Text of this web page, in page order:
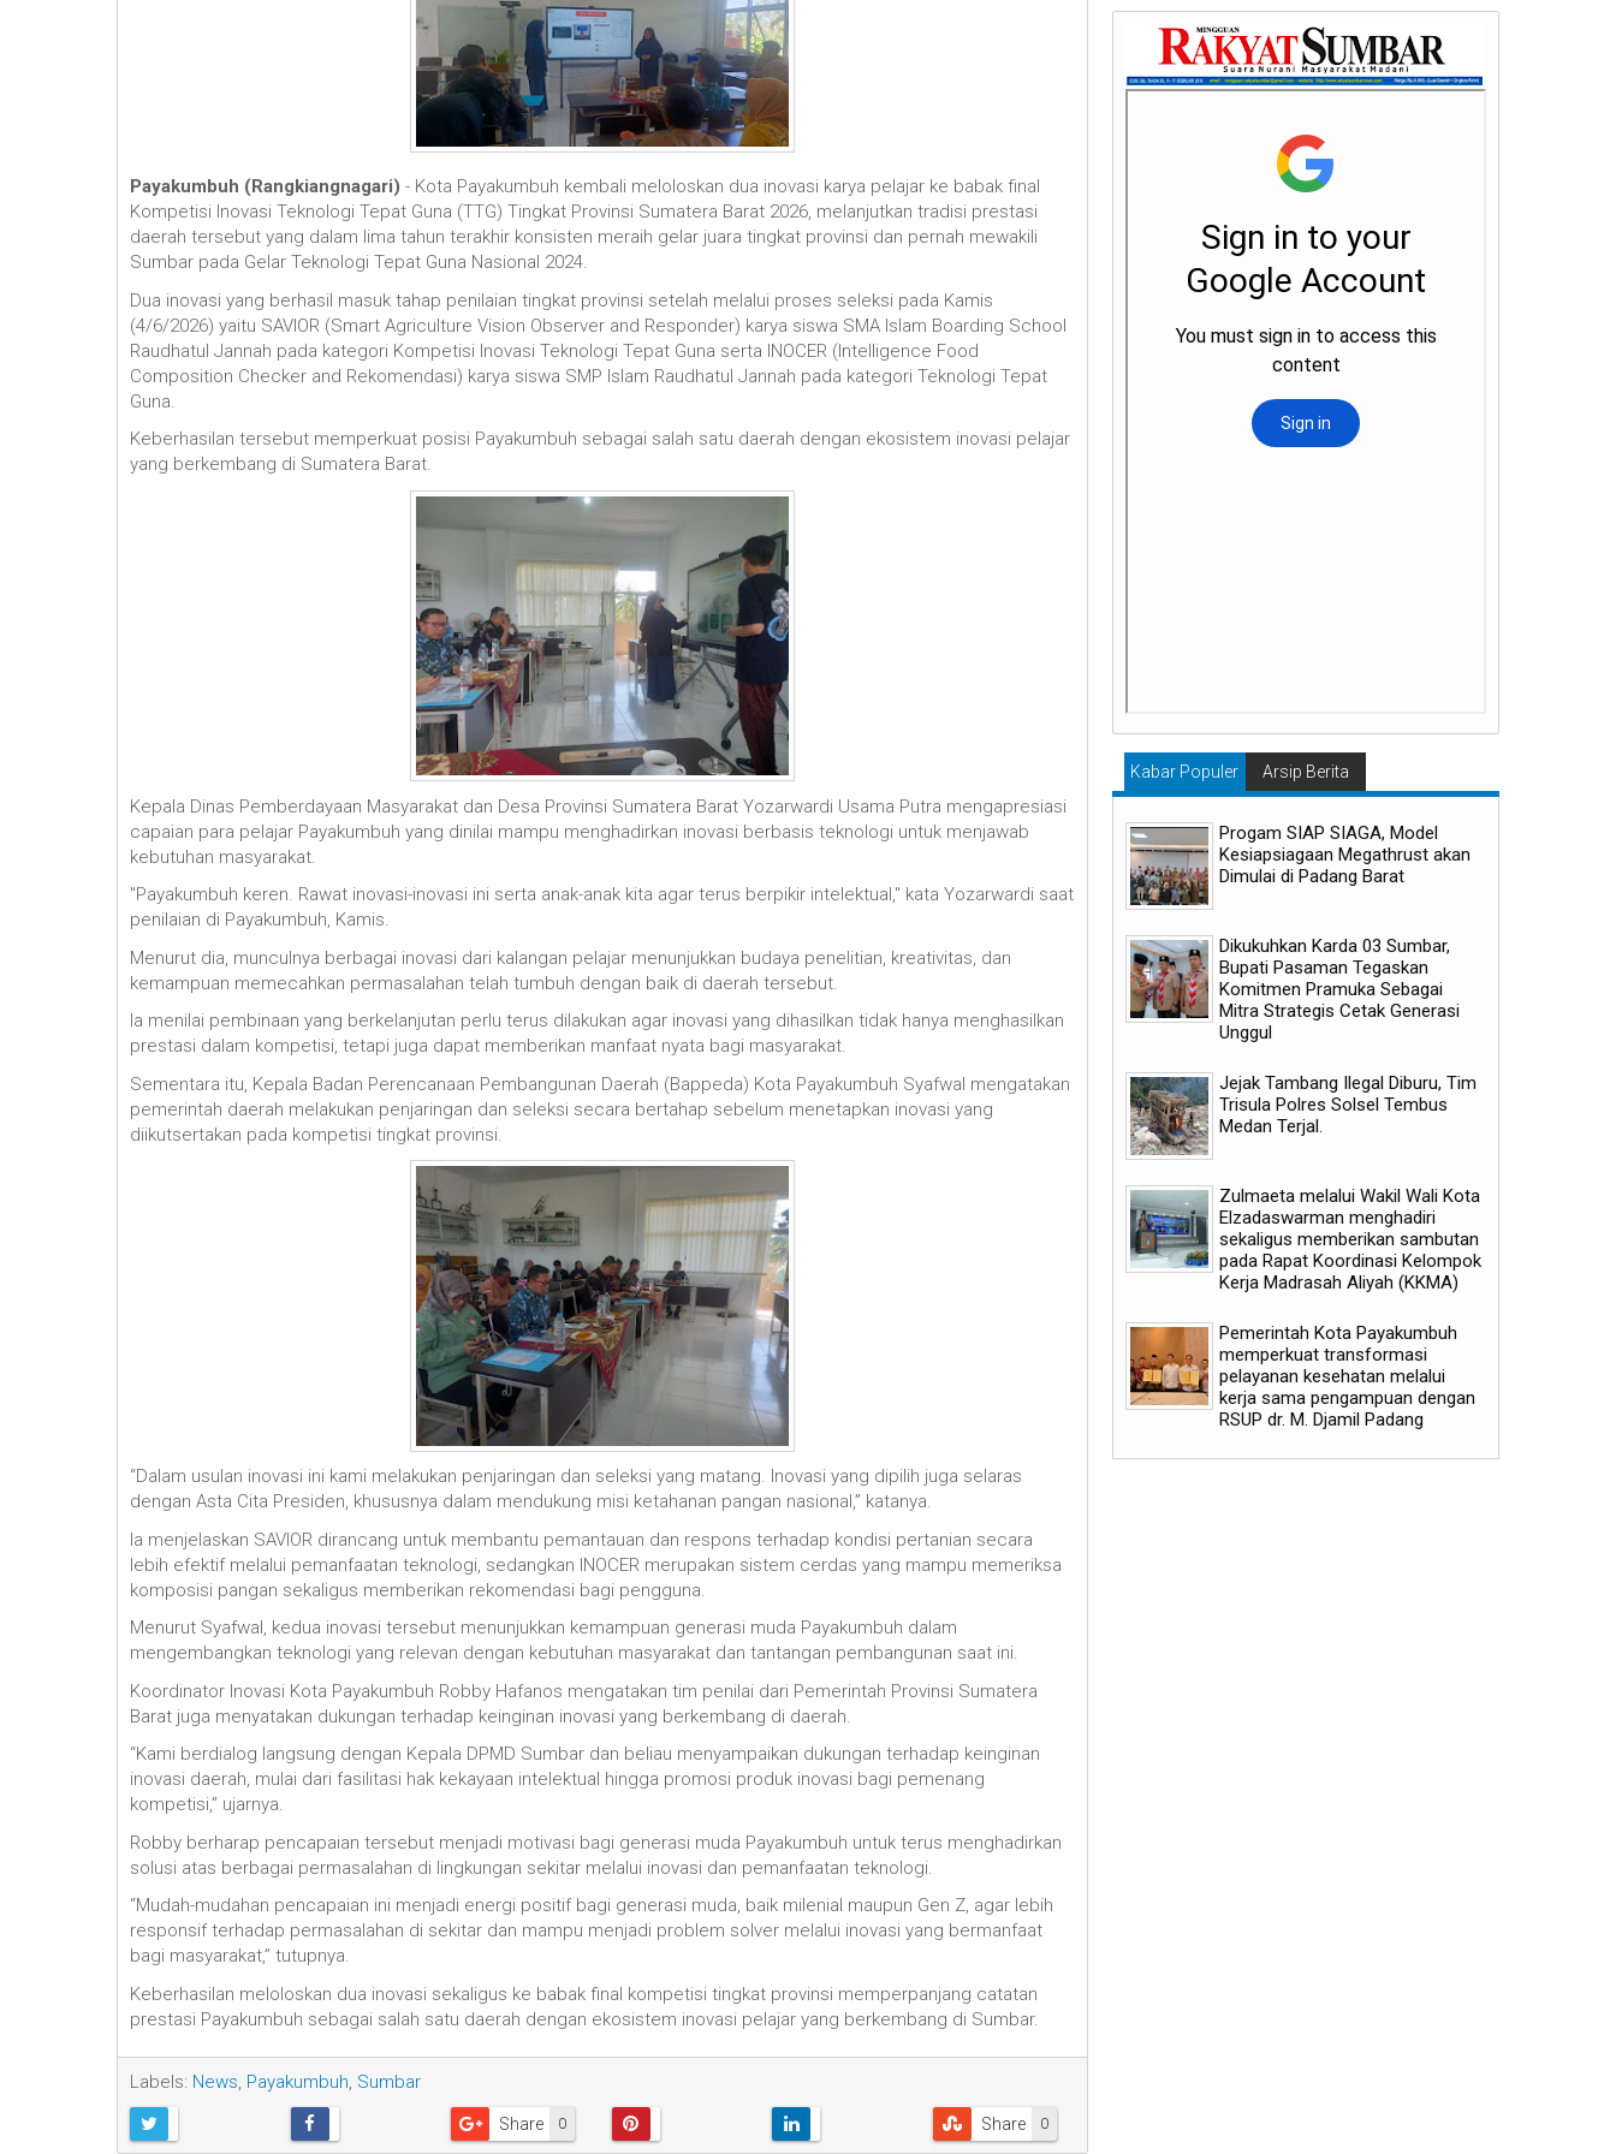
Payakumbuh (Rangkiangnagari) - Kota Payakumbuh kembali meloloskan dua inovasi karya pelajar ke babak final
Kompetisi Inovasi Teknologi Tepat Guna (TTG) Tingkat Provinsi Sumatera Barat 2026, melanjutkan tradisi prestasi
daerah tersebut yang dalam lima tahun terakhir konsisten meraih gelar juara tingkat provinsi dan pernah mewakili
Sumbar pada Gelar Teknologi Tepat Guna Nasional 2024.
Dua inovasi yang berhasil masuk tahap penilaian tingkat provinsi setelah melalui proses seleksi pada Kamis
(4/6/2026) yaitu SAVIOR (Smart Agriculture Vision Observer and Responder) karya siswa SMA Islam Boarding School
Raudhatul Jannah pada kategori Kompetisi Inovasi Teknologi Tepat Guna serta INOCER (Intelligence Food
Composition Checker and Rekomendasi) karya siswa SMP Islam Raudhatul Jannah pada kategori Teknologi Tepat
Guna.
Keberhasilan tersebut memperkuat posisi Payakumbuh sebagai salah satu daerah dengan ekosistem inovasi pelajar
yang berkembang di Sumatera Barat.
Kepala Dinas Pemberdayaan Masyarakat dan Desa Provinsi Sumatera Barat Yozarwardi Usama Putra mengapresiasi
capaian para pelajar Payakumbuh yang dinilai mampu menghadirkan inovasi berbasis teknologi untuk menjawab
kebutuhan masyarakat.
"Payakumbuh keren. Rawat inovasi-inovasi ini serta anak-anak kita agar terus berpikir intelektual," kata Yozarwardi saat
penilaian di Payakumbuh, Kamis.
Menurut dia, munculnya berbagai inovasi dari kalangan pelajar menunjukkan budaya penelitian, kreativitas, dan
kemampuan memecahkan permasalahan telah tumbuh dengan baik di daerah tersebut.
Ia menilai pembinaan yang berkelanjutan perlu terus dilakukan agar inovasi yang dihasilkan tidak hanya menghasilkan
prestasi dalam kompetisi, tetapi juga dapat memberikan manfaat nyata bagi masyarakat.
Sementara itu, Kepala Badan Perencanaan Pembangunan Daerah (Bappeda) Kota Payakumbuh Syafwal mengatakan
pemerintah daerah melakukan penjaringan dan seleksi secara bertahap sebelum menetapkan inovasi yang
diikutsertakan pada kompetisi tingkat provinsi.
“Dalam usulan inovasi ini kami melakukan penjaringan dan seleksi yang matang. Inovasi yang dipilih juga selaras
dengan Asta Cita Presiden, khususnya dalam mendukung misi ketahanan pangan nasional,” katanya.
Ia menjelaskan SAVIOR dirancang untuk membantu pemantauan dan respons terhadap kondisi pertanian secara
lebih efektif melalui pemanfaatan teknologi, sedangkan INOCER merupakan sistem cerdas yang mampu memeriksa
komposisi pangan sekaligus memberikan rekomendasi bagi pengguna.
Menurut Syafwal, kedua inovasi tersebut menunjukkan kemampuan generasi muda Payakumbuh dalam
mengembangkan teknologi yang relevan dengan kebutuhan masyarakat dan tantangan pembangunan saat ini.
Koordinator Inovasi Kota Payakumbuh Robby Hafanos mengatakan tim penilai dari Pemerintah Provinsi Sumatera
Barat juga menyatakan dukungan terhadap keinginan inovasi yang berkembang di daerah.
“Kami berdialog langsung dengan Kepala DPMD Sumbar dan beliau menyampaikan dukungan terhadap keinginan
inovasi daerah, mulai dari fasilitasi hak kekayaan intelektual hingga promosi produk inovasi bagi pemenang
kompetisi,” ujarnya.
Robby berharap pencapaian tersebut menjadi motivasi bagi generasi muda Payakumbuh untuk terus menghadirkan
solusi atas berbagai permasalahan di lingkungan sekitar melalui inovasi dan pemanfaatan teknologi.
“Mudah-mudahan pencapaian ini menjadi energi positif bagi generasi muda, baik milenial maupun Gen Z, agar lebih
responsif terhadap permasalahan di sekitar dan mampu menjadi problem solver melalui inovasi yang bermanfaat
bagi masyarakat,” tutupnya.
Keberhasilan meloloskan dua inovasi sekaligus ke babak final kompetisi tingkat provinsi memperpanjang catatan
prestasi Payakumbuh sebagai salah satu daerah dengan ekosistem inovasi pelajar yang berkembang di Sumbar.
Labels: News, Payakumbuh, Sumbar
0
Share 0
Share
Kabar Populer Arsip Berita
Progam SIAP SIAGA, Model
Kesiapsiagaan Megathrust akan
Dimulai di Padang Barat
Dikukuhkan Karda 03 Sumbar,
Bupati Pasaman Tegaskan
Komitmen Pramuka Sebagai
Mitra Strategis Cetak Generasi
Unggul
Jejak Tambang Ilegal Diburu, Tim
Trisula Polres Solsel Tembus
Medan Terjal.
Zulmaeta melalui Wakil Wali Kota
Elzadaswarman menghadiri
sekaligus memberikan sambutan
pada Rapat Koordinasi Kelompok
Kerja Madrasah Aliyah (KKMA)
Pemerintah Kota Payakumbuh
memperkuat transformasi
pelayanan kesehatan melalui
kerja sama pengampuan dengan
RSUP dr. M. Djamil Padang